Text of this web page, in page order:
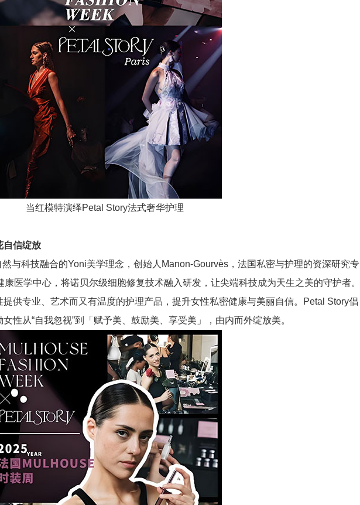
当红模特演绎Petal Story法式奢华护理
自信绽放
科技融合的Yoni美学理念，创始人Manon-Gourvès，法国私密与护理的资深研究专
医学中心，将诺贝尔级细胞修复技术融入研发，让尖端科技成为天生之美的守护者。
供专业、艺术而又有温度的护理产品，提升女性私密健康与美丽自信。Petal Story倡
性从“自我忽视”到「赋予美、鼓励美、享受美」，由内而外绽放美。